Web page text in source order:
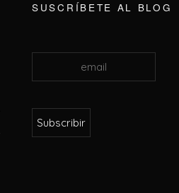
SUSCRÍBETE AL BLOG